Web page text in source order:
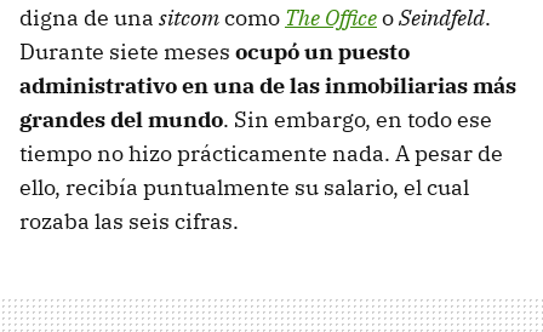
digna de una sitcomcomo The OfficeoSeindfeld.
Durante siete meses ocupó un puesto
administrativo en una de las inmobiliarias más
grandes del mundo. Sin embargo, en todo ese
tiempo no hizo prácticamente nada. A pesar de
ello, recibía puntualmente su salario, el cual
rozaba las seis cifras.